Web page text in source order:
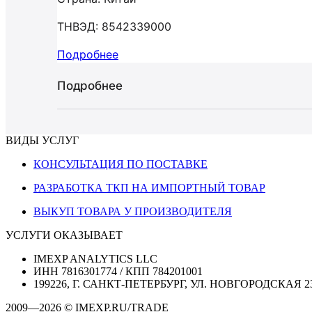
ТНВЭД: 8542339000
Подробнее
Подробнее
ВИДЫ УСЛУГ
КОНСУЛЬТАЦИЯ ПО ПОСТАВКЕ
РАЗРАБОТКА ТКП НА ИМПОРТНЫЙ ТОВАР
ВЫКУП ТОВАРА У ПРОИЗВОДИТЕЛЯ
УСЛУГИ ОКАЗЫВАЕТ
IMEXP ANALYTICS LLC
ИНН 7816301774 / КПП 784201001
199226, Г. САНКТ-ПЕТЕРБУРГ, УЛ. НОВГОРОДСКАЯ
2009—2026 © IMEXP.RU/TRADE